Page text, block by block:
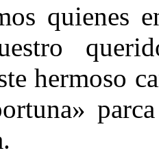
quienes
hermoso